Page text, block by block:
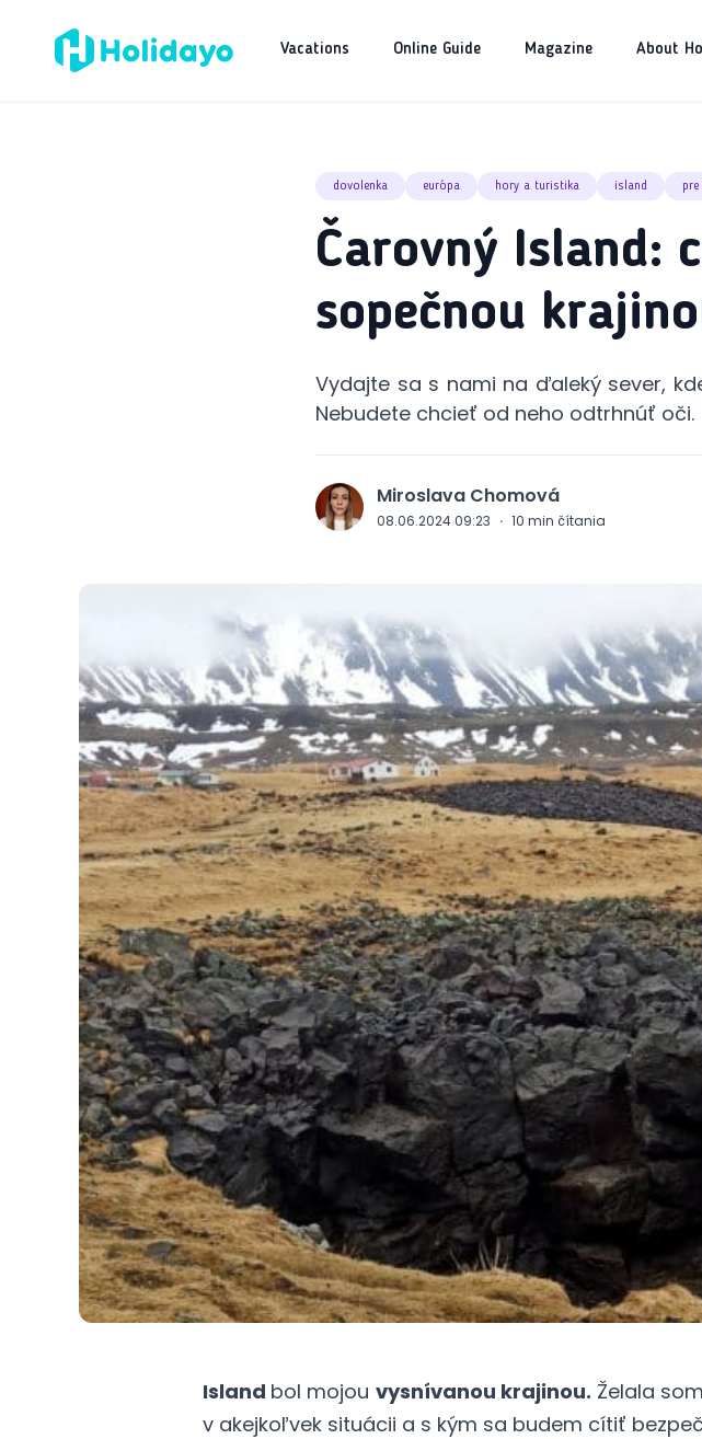
Vacations Online Guide Magazine About
dovolenka európa hory a turistika island pre
Čarovný Island:
sopečnou
Vydajte sa s nami na ďaleký sever,
Nebudete chcieť od neho odtrhnúť oči.
J Miroslava Chomová
08.06.2024 09:23 · 10 min čítania
Island bol mojou vysnívanou krajinou. Želala
v akejkoľvek situácii a s kým sa budem cítiť